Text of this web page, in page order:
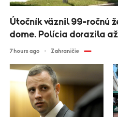
Útočník väznil 99-ročnú
dome. Polícia dorazila
7 hours ago Zahraničie